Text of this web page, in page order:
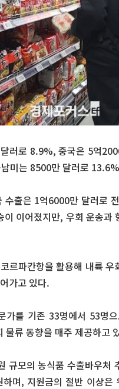
러로 8.9%, 중국은 5억
미는 8500만 달러로
수출은 1억6000만 달러로
이어졌지만, 우회 운송과
르파칸항을 활용해 내륙
가고 있다.
가를 기존 33명에서 53명
류 동향을 매주 제공하고
규모의 농식품 수출바우처
며, 지원금의 절반 이상